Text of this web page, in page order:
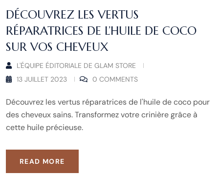
DÉCOUVREZ LES VERTUS
RÉPARATRICES DE L’HUILE DE COCO
SUR VOS CHEVEUX
L'ÉQUIPE ÉDITORIALE DE GLAM STORE
13 JUILLET 2023
0 COMMENTS
Découvrez les vertus réparatrices de l'huile de coco pour
des cheveux sains. Transformez votre crinière grâce à
cette huile précieuse.
READ MORE